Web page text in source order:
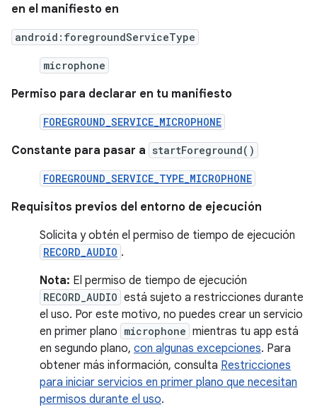
en el manifiesto en
android:foregroundServiceType
microphone
Permiso para declarar en tu manifiesto
FOREGROUND_SERVICE_MICROPHONE
Constante para pasar a startForeground()
FOREGROUND_SERVICE_TYPE_MICROPHONE
Requisitos previos del entorno de ejecución
Solicita y obtén el permiso de tiempo de ejecución
RECORD_AUDIO .
Nota: El permiso de tiempo de ejecución
RECORD_AUDIO está sujeto a restricciones durante
el uso. Por este motivo, no puedes crear un servicio
en primer plano microphone mientras tu app está
en segundo plano, con algunas excepciones. Para
obtener más información, consulta Restricciones
para iniciar servicios en primer plano que necesitan
permisos durante el uso.